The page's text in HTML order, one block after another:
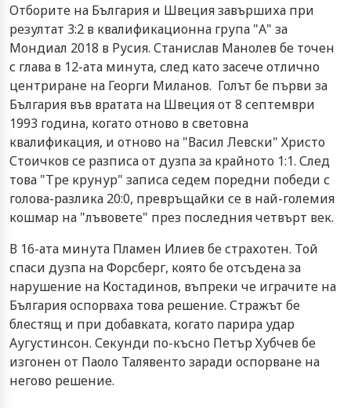
Отборите на България и Швеция завършиха при
резултат 3:2 в квалификационна група "А" за
Мондиал 2018 в Русия. Станислав Манолевбе точен
с глава в 12-ата минута, след като засече отлично
центриране на Георги Миланов. Голът бе първи за
България във вратата на Швеция от 8 септември
1993 година, когато отново в световна
квалификация, и отново на "Васил Левски" Христо
Стоичков се разписа от дузпа за крайното 1:1. След
това "Тре крунур" записа седем поредни победи с
голова-разлика 20:0, превръщайки се в най-големия
кошмар на "лъвовете" през последния четвърт век.
В 16-ата минута Пламен Илиев бе страхотен. Той
спаси дузпа на Форсберг, която бе отсъдена за
нарушение на Костадинов, въпреки че играчите на
България оспорваха това решение. Стражът бе
блестящ и при добавката, когато парира удар
Аугустинсон. Секунди по-късно Петър Хубчев бе
изгонен от Паоло Талявенто заради оспорване на
негово решение.